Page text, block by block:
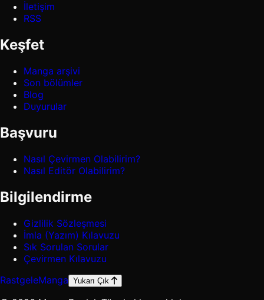
İletişim
RSS
Keşfet
Manga arşivi
Son bölümler
Blog
Duyurular
Başvuru
Nasıl Çevirmen Olabilirim?
Nasıl Editör Olabilirim?
Bilgilendirme
Gizlilik Sözleşmesi
İmla (Yazım) Kılavuzu
Sık Sorulan Sorular
Çevirmen Kılavuzu
RastgeleManga Yukarı Çık